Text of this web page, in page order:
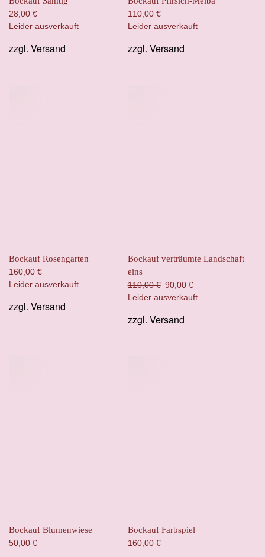
28,00 €
Leider ausverkauft
zzgl. Versand
110,00 €
Leider ausverkauft
zzgl. Versand
Bockauf Rosengarten
160,00 €
Leider ausverkauft
zzgl. Versand
Bockauf verträumte Landschaft
eins
110,00€ Ursprünglicher
Preis
110,00 €
90,00 €
Preis
Leider ausverkauft
zzgl. Versand
Bockauf Blumenwiese
50,00 €
Bockauf Farbspiel
160,00 €